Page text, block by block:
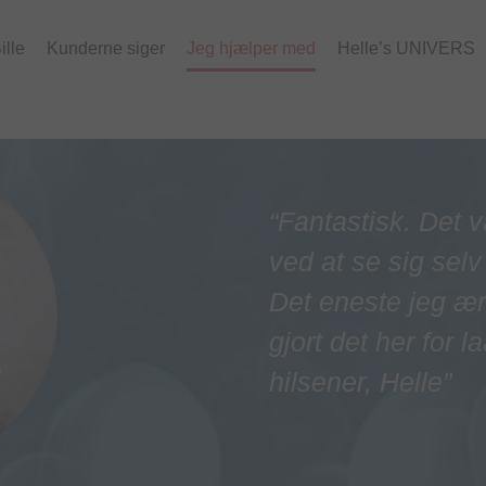
Kunderne siger Jeg hjælper med Helle’s UNIVERS
“Fantastisk.
ved at se sig
Det eneste jeg
gjort det her for
hilsener, Helle”